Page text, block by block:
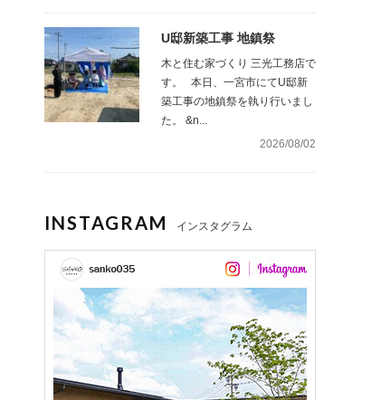
U邸新築工事 地鎮祭
木と住む家づくり 三光工務店で
す。 本日、一宮市にてU邸新
築工事の地鎮祭を執り行いまし
た。 &n...
2026/08/02
INSTAGRAM インスタグラム